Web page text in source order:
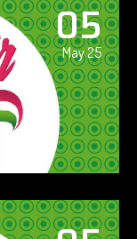
05
May 25